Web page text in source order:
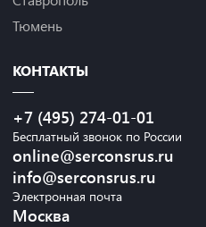
Тюмень
КОНТАКТЫ
+7 (495) 274-01-01
Бесплатный звонок по России
online@serconsrus.ru
info@serconsrus.ru
Электронная почта
Москва